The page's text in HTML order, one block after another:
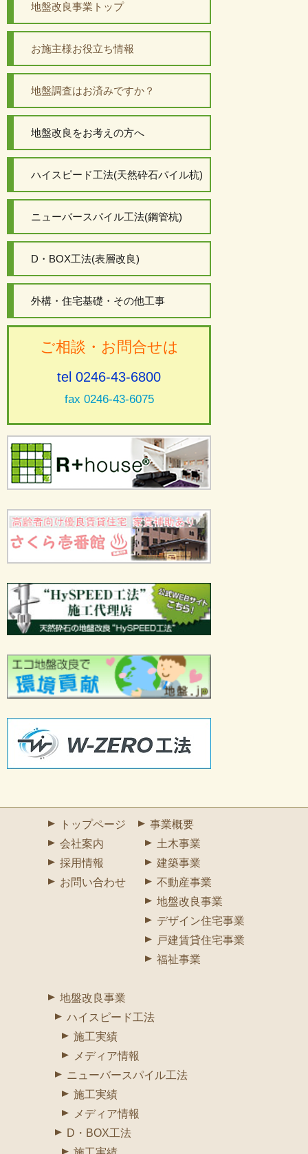
地盤改良事業トップ
お施主様お役立ち情報
地盤調査はお済みですか？
地盤改良をお考えの方へ
ハイスピード工法(天然砕石パイル杭)
ニューバースパイル工法(鋼管杭)
D・BOX工法(表層改良)
外構・住宅基礎・その他工事
ご相談・お問合せは
tel 0246-43-6800
fax 0246-43-6075
トップページ
会社案内
採用情報
お問い合わせ
事業概要
土木事業
建築事業
不動産事業
地盤改良事業
デザイン住宅事業
戸建賃貸住宅事業
福祉事業
地盤改良事業
ハイスピード工法
施工実績
メディア情報
ニューバースパイル工法
施工実績
メディア情報
D・BOX工法